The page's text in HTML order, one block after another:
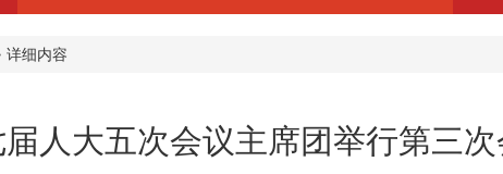
详细内容
人大五次会议主席团举行第三次